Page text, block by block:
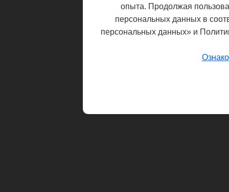
опыта. Продолжая
персональных данных в
персональных данных» и